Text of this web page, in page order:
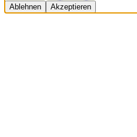
Ablehnen Akzeptieren